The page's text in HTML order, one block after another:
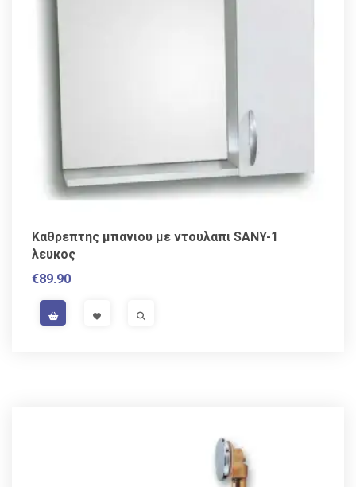
Kαθρεπτης μπανιου με ντουλαπι SANY-1
λευκος
€89.90
VISIT LINKVISIT LINK